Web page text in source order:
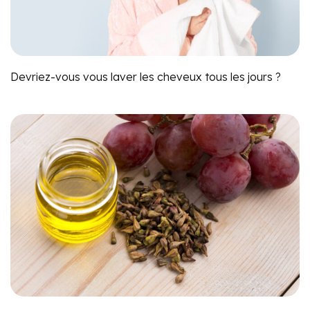
Devriez-vous vous laver les cheveux tous les jours ?